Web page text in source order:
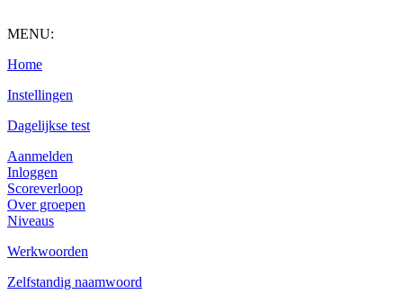
MENU:
Home
Instellingen
Dagelijkse test
Aanmelden
Inloggen
Scoreverloop
Over groepen
Niveaus
Werkwoorden
Zelfstandig naamwoord